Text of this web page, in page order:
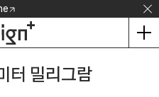
터 밀리그람